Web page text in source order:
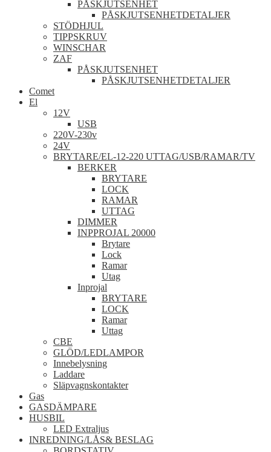
PÅSKJUTSENHET
PÅSKJUTSENHETDETALJER
STÖDHJUL
TIPPSKRUV
WINSCHAR
ZAF
PÅSKJUTSENHET
PÅSKJUTSENHETDETALJER
Comet
El
12V
USB
220V-230v
24V
BRYTARE/EL-12-220 UTTAG/USB/RAMAR/TV
BERKER
BRYTARE
LOCK
RAMAR
UTTAG
DIMMER
INPPROJAL 20000
Brytare
Lock
Ramar
Utag
Inprojal
BRYTARE
LOCK
Ramar
Uttag
CBE
GLÖD/LEDLAMPOR
Innebelysning
Laddare
Släpvagnskontakter
Gas
GASDÄMPARE
HUSBIL
LED Extraljus
INREDNING/LÅS& BESLAG